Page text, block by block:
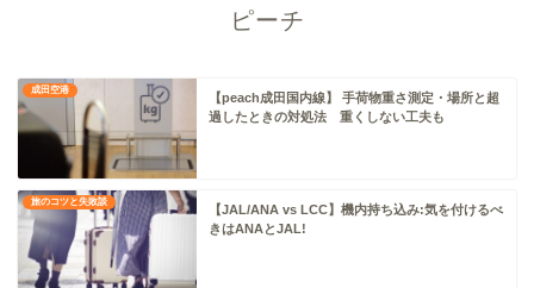
ピーチ
成田空港
【peach成田国内線】 手荷物重さ測定・場所と超
過したときの対処法 重くしない工夫も
旅のコツと失敗談
【JAL/ANA vs LCC】機内持ち込み:気を付けるべ
きはANAとJAL!